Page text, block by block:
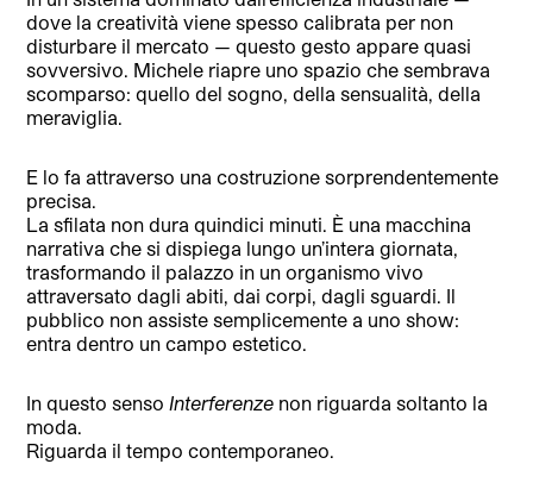
dove la creatività viene spesso calibrata per non
disturbare il mercato — questo gesto appare quasi
sovversivo. Michele riapre uno spazio che sembrava
scomparso: quello del sogno, della sensualità, della
meraviglia.
E lo fa attraverso una costruzione sorprendentemente
precisa.
La sfilata non dura quindici minuti. È una macchina
narrativa che si dispiega lungo un’intera giornata,
trasformando il palazzo in un organismo vivo
attraversato dagli abiti, dai corpi, dagli sguardi. Il
pubblico non assiste semplicemente a uno show:
entra dentro un campo estetico.
In questo sensoInterferenze non riguarda soltanto la
moda.
Riguarda il tempo contemporaneo.